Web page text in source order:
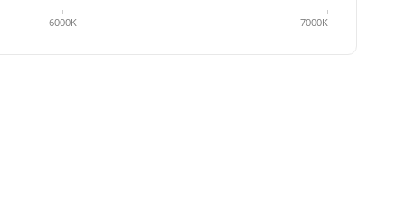
6000K 7000K